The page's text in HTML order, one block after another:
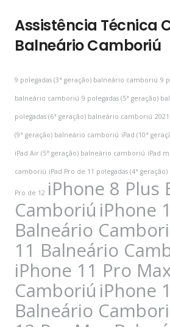
Assistência Técnica
Balneário Camboriú
9 polegadas (3ª geração) balneário camboriú 9
balneário camboriú 9 polegadas (5ª geração)
polegadas (6ª geração) balneário camboriú
(9ª geração) balneário camboriú iPad (10ª
iPad Air (5ª geração) balneário camboriú iPad
camboriú iPad Pro de 11 polegadas (4ª
Pro de 12 iPhone 8 Plus
Camboriú iPhone
Balneário
11 Balneário
iPhone 11 Pro
Camboriú iPhone
Balneário